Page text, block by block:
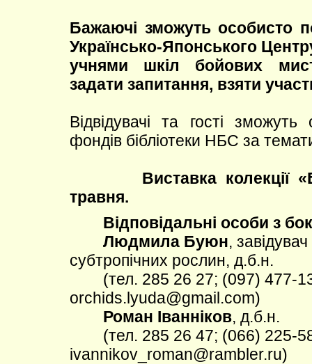
Бажаючі зможуть особисто
Українсько-Японського
учнями шкіл бойових
задати запитання, взяти
Відвідувачі та гості
фондів бібліотеки НБС за
Виставка колекції
травня.
Відповідальні особи з
Людмила Буюн,
субтропічних рослин, д.б.н.
(тел. 285 26 27; (097) 477-
orchids.lyuda@gmail.com)
Роман Іванніков, д.б.н.
(тел. 285 26 47; (066) 225-
ivannikov_roman@rambler.ru)